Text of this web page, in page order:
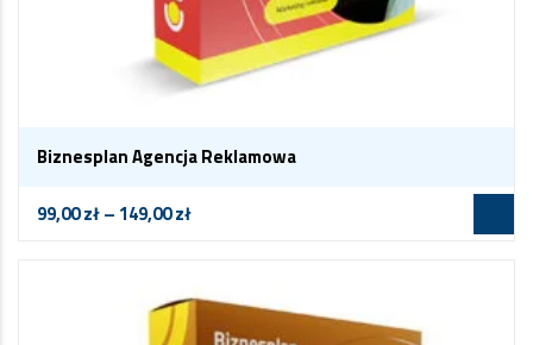
Biznesplan Agencja Reklamowa
99,00zł– 149,00zł